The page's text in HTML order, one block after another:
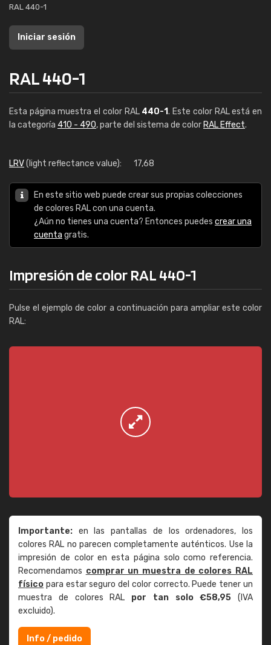
RAL 440-1
Iniciar sesión
RAL 440-1
Esta página muestra el color RAL 440-1. Este color RAL está en
la categoría 410 - 490, parte del sistema de color RAL Effect.
LRV(light reflectance value): 17,68
En este sitio web puede crear sus propias colecciones
de colores RAL con una cuenta.
¿Aún no tienes una cuenta? Entonces puedes crear una
cuenta gratis.
Impresión de color RAL 440-1
Pulse el ejemplo de color a continuación para ampliar este color
RAL:
Importante: en las pantallas de los ordenadores, los
colores RAL no parecen completamente auténticos. Use la
impresión de color en esta página solo como referencia.
Recomendamos comprar un muestra de colores RAL
físico para estar seguro del color correcto. Puede tener un
muestra de colores RAL por tan solo €58,95 (IVA
excluido).
Info / pedido